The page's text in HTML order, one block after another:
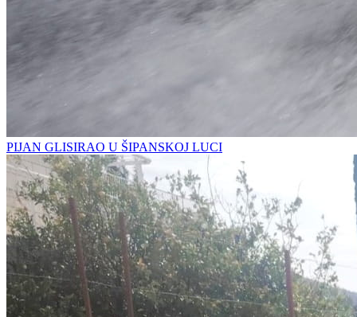
PIJAN GLISIRAO U ŠIPANSKOJ LUCI